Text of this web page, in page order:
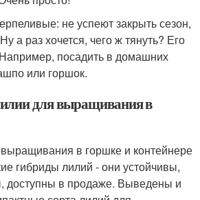
не успеют закрыть сезон,
а раз хочется, чего ж тянуть? Его
посадить в домашних
или горшок.
для выращивания в
в горшке и контейнере
гибриды лилий - они устойчивы,
доступны в продаже. Выведены и